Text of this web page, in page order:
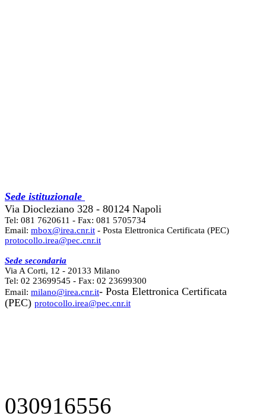
Sede istituzionale
Via Diocleziano 328 - 80124 Napoli
Tel: 081 7620611 - Fax: 081 5705734
Email: mbox@irea.cnr.it - Posta Elettronica Certificata (PEC)
protocollo.irea@pec.cnr.it
Sede secondaria
Via A Corti, 12 - 20133 Milano
Tel: 02 23699545 - Fax: 02 23699300
Email: milano@irea.cnr.it- Posta Elettronica Certificata
(PEC) protocollo.irea@pec.cnr.it
030916556